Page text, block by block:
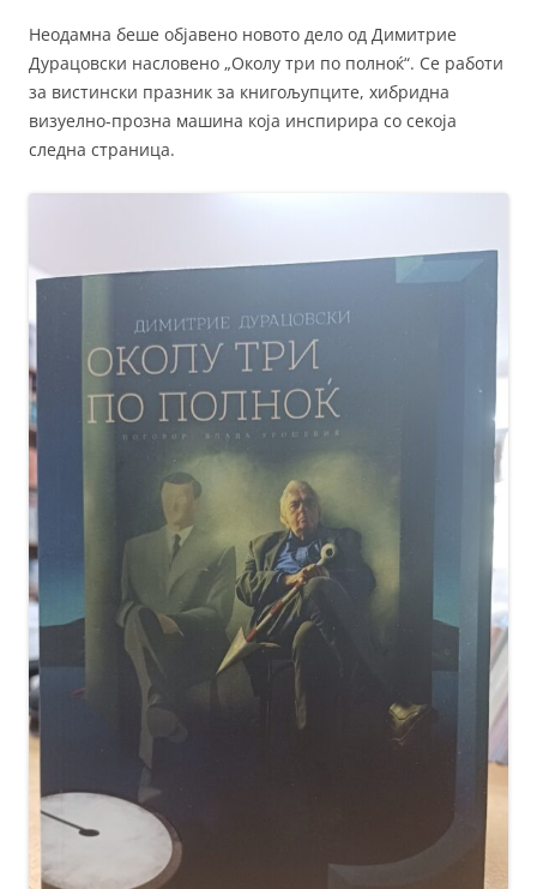
Неодамна беше објавено новото дело од Димитрие
Дурацовски насловено „Околу три по полноќ“. Се работи
за вистински празник за книгољупците, хибридна
визуелно-прозна машина која инспирира со секоја
следна страница.